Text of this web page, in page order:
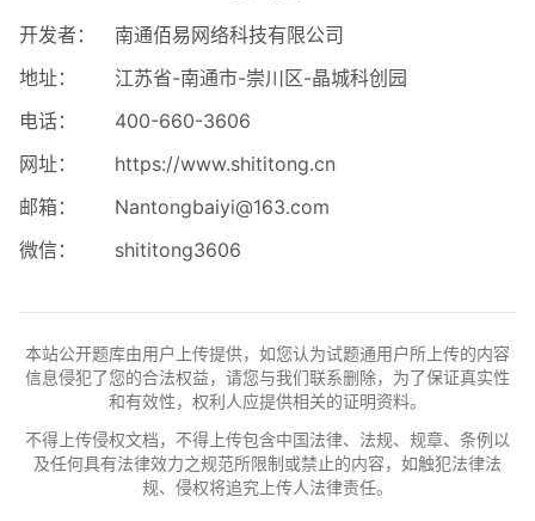
开发者：
南通佰易网络科技有限公司
地址：
江苏省-南通市-崇川区-晶城科创园
电话：
400-660-3606
网址：
https://www.shititong.cn
邮箱：
Nantongbaiyi@163.com
微信：
shititong3606
本站公开题库由用户上传提供，如您认为试题通用户所上传的内容
信息侵犯了您的合法权益，请您与我们联系删除，为了保证真实性
和有效性，权利人应提供相关的证明资料。
不得上传侵权文档，不得上传包含中国法律、法规、规章、条例以
及任何具有法律效力之规范所限制或禁止的内容，如触犯法律法
规、侵权将追究上传人法律责任。